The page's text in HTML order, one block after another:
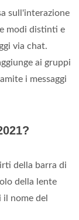
sull'interazione
modi distinti e
via chat.
ai gruppi
i messaggi
della barra di
della lente
nome del